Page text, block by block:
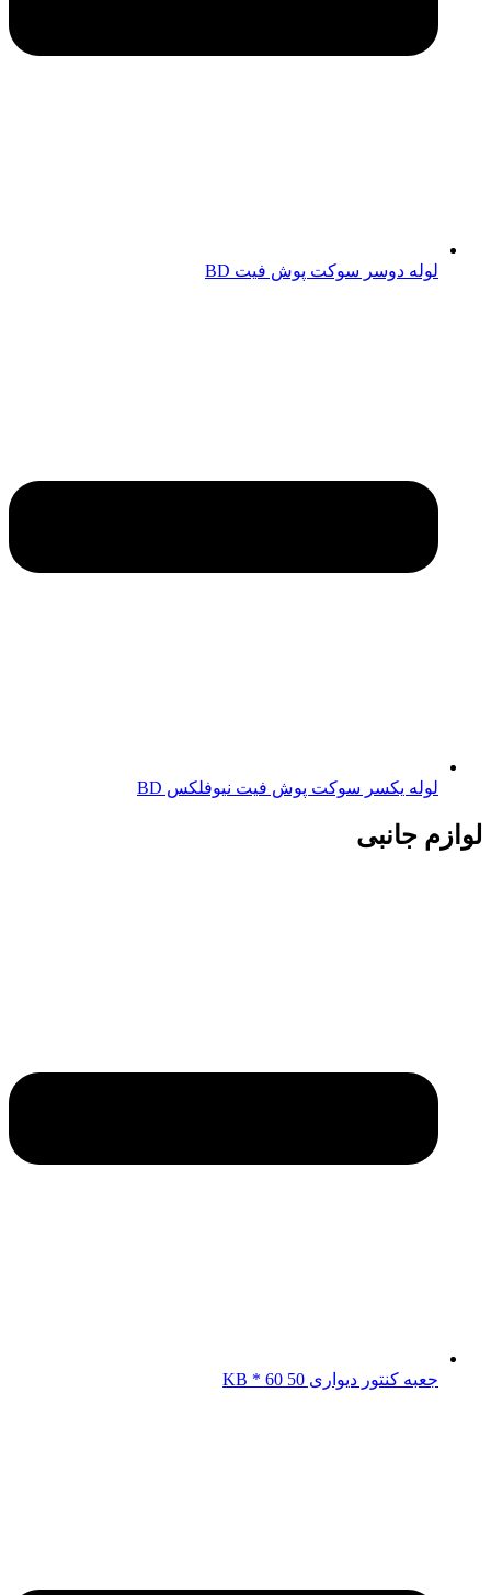
لوله دوسر سوکت پوش فیت BD
لوله یکسر سوکت پوش فیت نیوفلکس BD
لوازم جانبی
جعبه کنتور دیواری KB * 60 50